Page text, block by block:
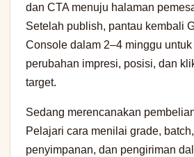
dan CTA menuju halaman
Setelah publish, pantau kembali
Console dalam 2–4 minggu
perubahan impresi, posisi, dan
target.
Sedang merencanakan
Pelajari cara menilai grade,
penyimpanan, dan pengiriman